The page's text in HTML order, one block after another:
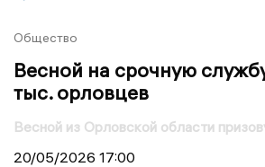
Общество
Весной на срочную
тыс. орловцев
Весной из Орловской области
20/05/2026 17:00